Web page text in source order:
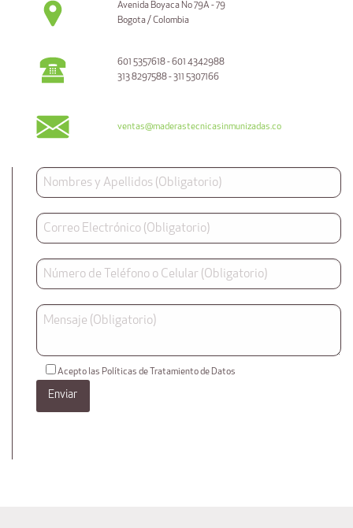
Avenida Boyaca No 79A - 79
Bogota / Colombia
601 5357618 - 601 4342988
313 8297588 - 311 5307166
ventas@maderastecnicasinmunizadas.co
Acepto las Políticas de Tratamiento de Datos